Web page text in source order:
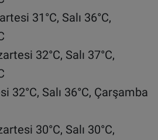
31°C, Salı 36°C,
32°C, Salı 37°C,
32°C, Salı 36°C, Çarşamba
30°C, Salı 30°C,